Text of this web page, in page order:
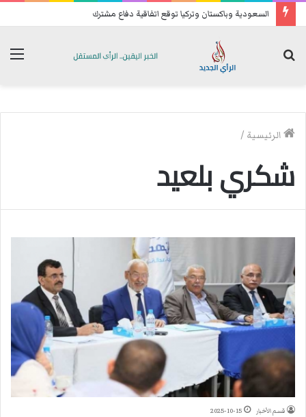
السعودية وباكستان وتركيا توقع اتفاقية دفاع مشترك
الرئيسية /
شكري بلعيد
قسم الأخبار 2025-10-15